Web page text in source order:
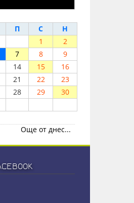
П С
Н
1
2
7 8
9
14 15
16
21 22
23
28 29
30
Още от днес...